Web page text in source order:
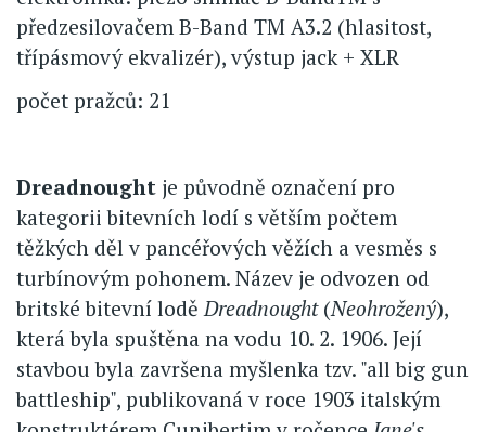
předzesilovačem B-Band TM A3.2 (hlasitost,
třípásmový ekvalizér), výstup jack + XLR
počet pražců: 21
Dreadnought je původně označení pro
kategorii bitevních lodí s větším počtem
těžkých děl v pancéřových věžích a vesměs s
turbínovým pohonem. Název je odvozen od
britské bitevní lodě Dreadnought(Neohrožený),
která byla spuštěna na vodu 10. 2. 1906. Její
stavbou byla završena myšlenka tzv. "all big gun
battleship", publikovaná v roce 1903 italským